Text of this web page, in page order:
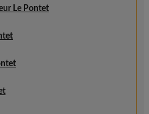
Le Pontet